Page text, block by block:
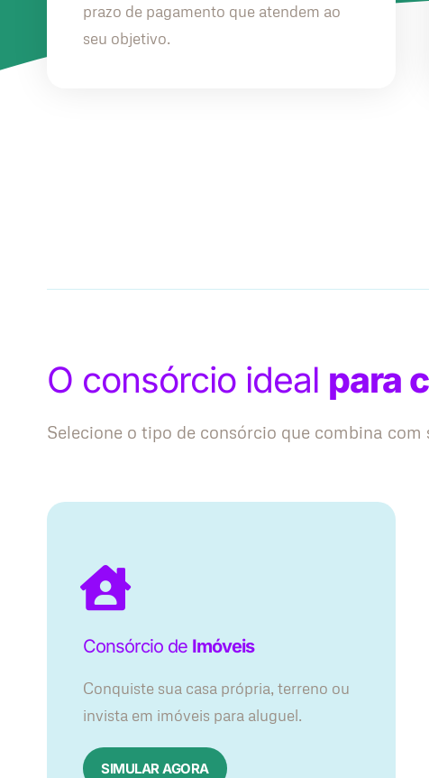
prazo de pagamento que atendem ao
seu objetivo.
O consórcio ideal para
Selecione o tipo de consórcio que combina com
Consórcio de Imóveis
Conquiste sua casa própria, terreno ou
invista em imóveis para aluguel.
SIMULAR AGORA​